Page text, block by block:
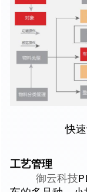
快
工艺管理
御云科技